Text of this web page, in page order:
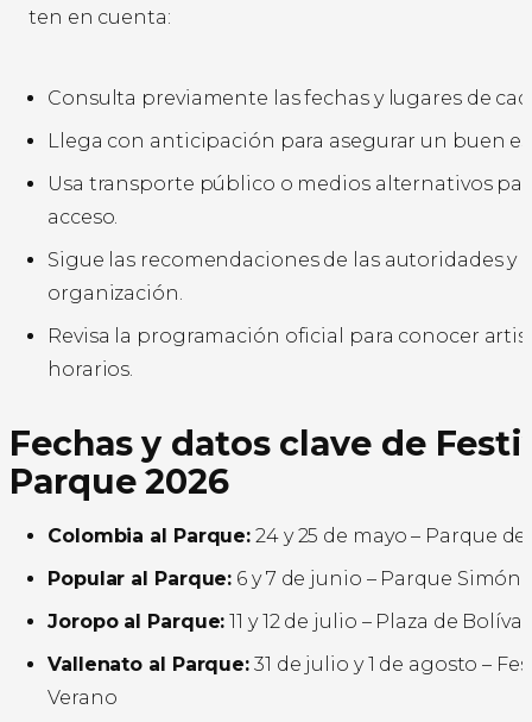
ten en cuenta:
Consulta previamente las fechas y lugares de
Llega con anticipación para asegurar un buen
Usa transporte público o medios alternativos
acceso.
Sigue las recomendaciones de las autoridades y
organización.
Revisa la programación oficial para conocer
horarios.
Fechas y datos clave de
Parque 2026
Colombia al Parque: 24 y 25 de mayo – Parque
Popular al Parque: 6 y 7 de junio – Parque Simón
Joropo al Parque: 11 y 12 de julio – Plaza de Bolívar
Vallenato al Parque: 31 de julio y 1 de agosto –
Verano